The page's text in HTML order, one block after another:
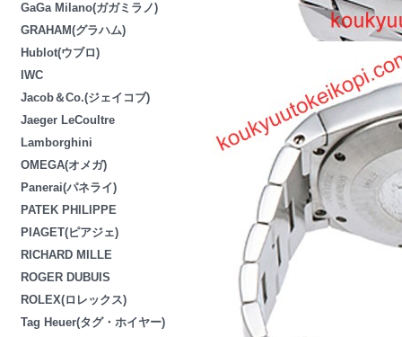
GaGa Milano(ガガミラノ)
GRAHAM(グラハム)
Hublot(ウブロ)
IWC
Jacob＆Co.(ジェイコブ)
Jaeger LeCoultre
Lamborghini
OMEGA(オメガ)
Panerai(パネライ)
PATEK PHILIPPE
PIAGET(ピアジェ)
RICHARD MILLE
ROGER DUBUIS
ROLEX(ロレックス)
Tag Heuer(タグ・ホイヤー)